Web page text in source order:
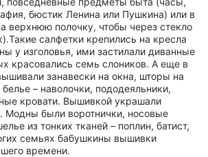
бюстик Ленина или Пушкина) или в
верхнюю полочку, чтобы через стекло
салфетки крепились на кресла
у изголовья, ими застилали диванные
красовались семь слоников. А еще в
занавески на окна, шторы на
– наволочки, пододеяльники,
кровати. Вышивкой украшали
были воротнички, носовые
из тонких тканей – поплин, батист,
семьях бабушкины вышивки
времени.